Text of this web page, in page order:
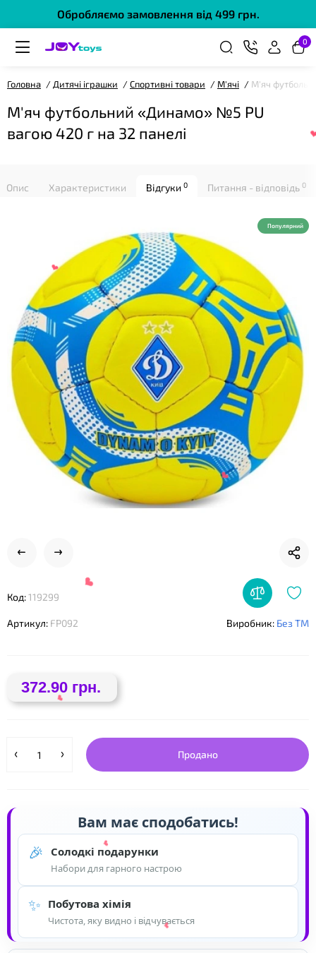
Обробляємо замовлення від 499 грн.
0
Головна Дитячі іграшки Спортивні товари М'ячі М'яч
М'яч футбольний «Динамо» №5 PU
вагою 420 г на 32 панелі
Опис Характеристики Відгуки 0 Питання - відповідь 0
Популярний
Код:119299
Артикул: FP092 Виробник: Без ТМ
372.90 грн.
Продано
Вам має сподобатись!
🎉 Солодкі подарунки
Набори для гарного настрою
✨ Побутова хімія
Чистота, яку видно і відчувається
❤
❤
❤